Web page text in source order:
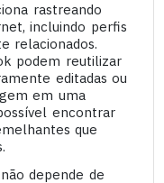
rastreando
incluindo perfis
relacionados.
podem reutilizar
editadas ou
em uma
encontrar
que
depende de